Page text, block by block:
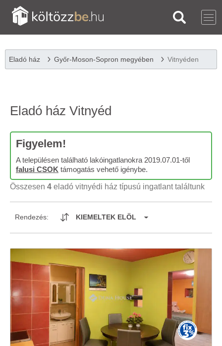
Eladó ház Győr-Moson-Sopron megyében Vitnyéden
Eladó ház Vitnyéd
Figyelem!
A településen található lakóingatlanokra 2019.07.01-től
falusi CSOK támogatás vehető igénybe.
Összesen 4 eladó vitnyédi ház típusú ingatlant találtunk
Rendezés: KIEMELTEK ELÖL